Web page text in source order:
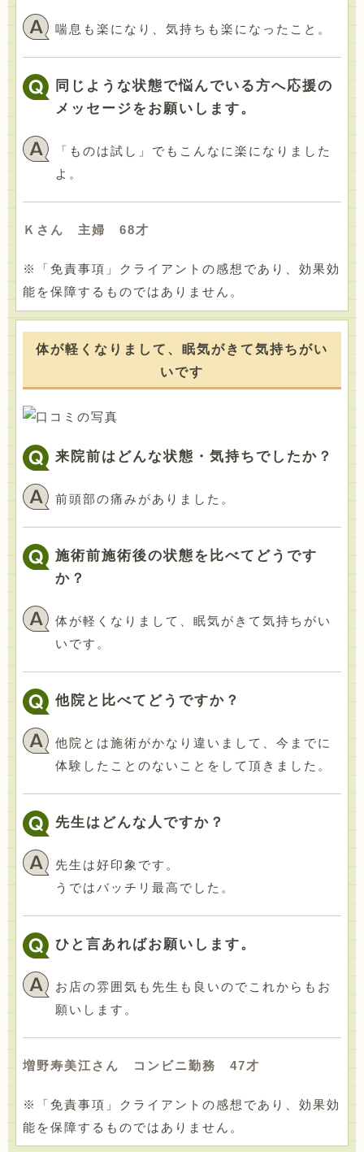
喘息も楽になり、気持ちも楽になったこと。
同じような状態で悩んでいる方へ応援の
メッセージをお願いします。
「ものは試し」でもこんなに楽になりました
よ。
Ｋさん 主婦 68才
※「免責事項」クライアントの感想であり、効果効
能を保障するものではありません。
体が軽くなりまして、眠気がきて気持ちがい
いです
来院前はどんな状態・気持ちでしたか？
前頭部の痛みがありました。
施術前施術後の状態を比べてどうです
か？
体が軽くなりまして、眠気がきて気持ちがい
いです。
他院と比べてどうですか？
他院とは施術がかなり違いまして、今までに
体験したことのないことをして頂きました。
先生はどんな人ですか？
先生は好印象です。
うではバッチリ最高でした。
ひと言あればお願いします。
お店の雰囲気も先生も良いのでこれからもお
願いします。
増野寿美江さん コンビニ勤務 47才
※「免責事項」クライアントの感想であり、効果効
能を保障するものではありません。